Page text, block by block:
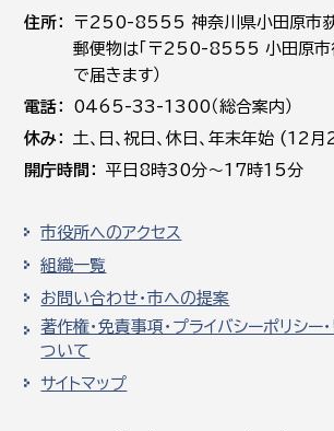
住所
〒250-8555 神奈川県小田原市
郵便物は「〒250-8555 小田原市
で届きます）
電話
0465-33-1300（総合案内）
休み
土､日､祝日、休日、年末年始 (12
開庁時間
平日8時30分～17時15分
市役所へのアクセス
組織一覧
お問い合わせ・市への提案
著作権・免責事項・プライバシーポリシー
ついて
サイトマップ